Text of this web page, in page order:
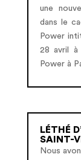
une
dans le
Power
28 avril
Power à
LÉTHÉ
SAINT-
Nous